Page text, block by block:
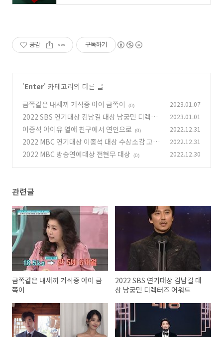
공감 구독하기
'Enter' 카테고리의 다른 글
금쪽같은 내새끼 거식증 아이 금쪽이
(0) 2023.01.07
2022 SBS 연기대상 김남길 대상 남궁민 디렉터
즈 어워드 (0)
2023.01.01
이종석 아이유 열애 친구에서 연인으로 (0) 2022.12.31
2022 MBC 연기대상 이종석 대상 수상소감 고백
일까?
(0)
2022.12.31
2022 MBC 방송연예대상 전현무 대상 (0) 2022.12.30
관련글
금쪽같은 내새끼 거식증 아이 금
쪽이
2022 SBS 연기대상 김남길 대
상 남궁민 디렉터즈 어워드